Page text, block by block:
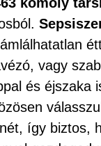
vagy
és éjszaka
így biztos,